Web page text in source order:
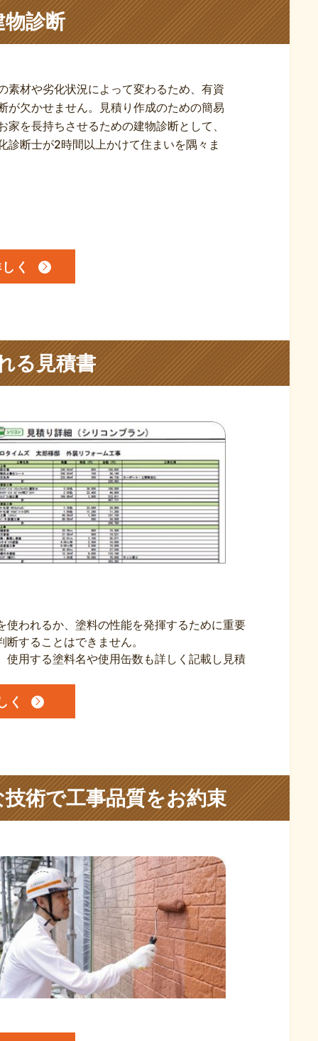
診断
素材や劣化状況によって変わるため、有資
が欠かせません。見積り作成のための簡易
家を長持ちさせるための建物診断として、
診断士が2時間以上かけて住まいを隅々ま
く
る見積書
われるか、塗料の性能を発揮するために重要
することはできません。
用する塗料名や使用缶数も詳しく記載し見積
く
術で工事品質をお約束